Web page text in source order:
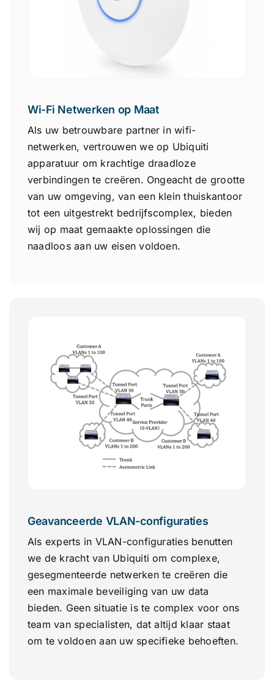
Wi-Fi Netwerken op Maat
Als uw betrouwbare partner in wifi-
netwerken, vertrouwen we op Ubiquiti
apparatuur om krachtige draadloze
verbindingen te creëren. Ongeacht de grootte
van uw omgeving, van een klein thuiskantoor
tot een uitgestrekt bedrijfscomplex, bieden
wij op maat gemaakte oplossingen die
naadloos aan uw eisen voldoen.
Geavanceerde VLAN-configuraties
Als experts in VLAN-configuraties benutten
we de kracht van Ubiquiti om complexe,
gesegmenteerde netwerken te creëren die
een maximale beveiliging van uw data
bieden. Geen situatie is te complex voor ons
team van specialisten, dat altijd klaar staat
om te voldoen aan uw specifieke behoeften.